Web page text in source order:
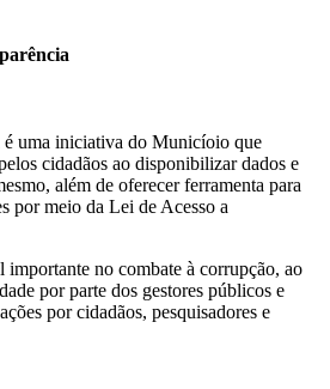
é uma iniciativa do Municíoio que
cidadãos ao disponibilizar dados e
além de oferecer ferramenta para
por meio da Lei de Acesso a
importante no combate à corrupção, ao
por parte dos gestores públicos e
por cidadãos, pesquisadores e